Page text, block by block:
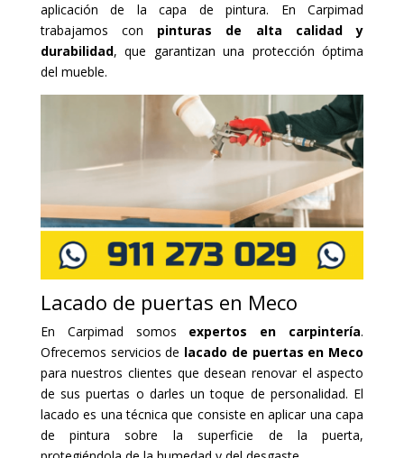
aplicación de la capa de pintura. En Carpimad
trabajamos con pinturas de alta calidad y
durabilidad, que garantizan una protección óptima
del mueble.
Lacado de puertas en Meco
En Carpimad somos expertos en carpintería.
Ofrecemos servicios de lacado de puertas en Meco
para nuestros clientes que desean renovar el aspecto
de sus puertas o darles un toque de personalidad. El
lacado es una técnica que consiste en aplicar una capa
de pintura sobre la superficie de la puerta,